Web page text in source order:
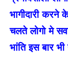
भागीदारी
चलते लोगो मे
भांति इस बार